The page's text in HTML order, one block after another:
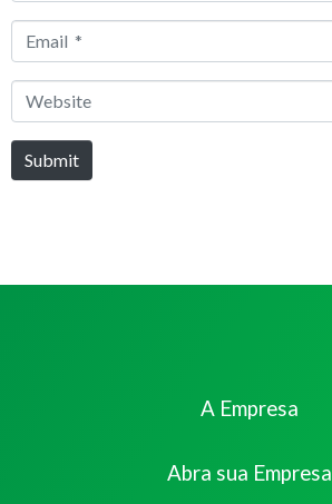
Email
Website
Submit
A Empresa
Abra sua Empresa